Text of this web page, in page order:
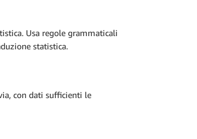
Usa regole grammaticali
statistica.
con dati sufficienti le